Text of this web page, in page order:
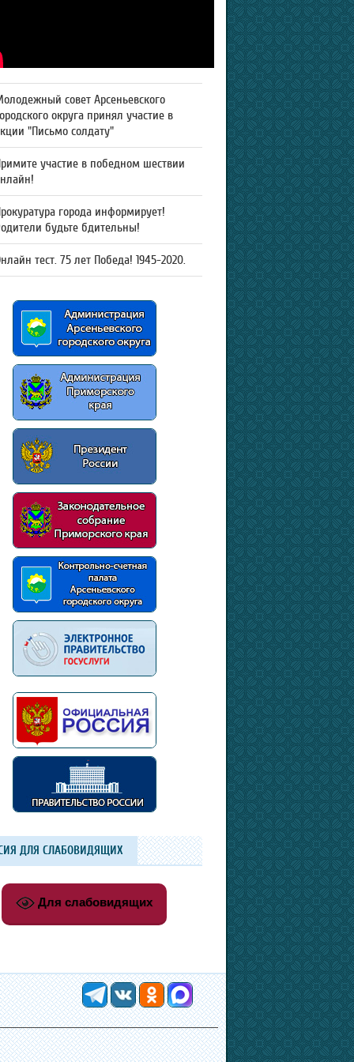
совет Арсеньевского
округа принял участие в
"Письмо солдату"
участие в победном шествии
города информирует!
будьте бдительны!
тест. 75 лет Победа! 1945-2020.
ДЛЯ СЛАБОВИДЯЩИХ
Для слабовидящих